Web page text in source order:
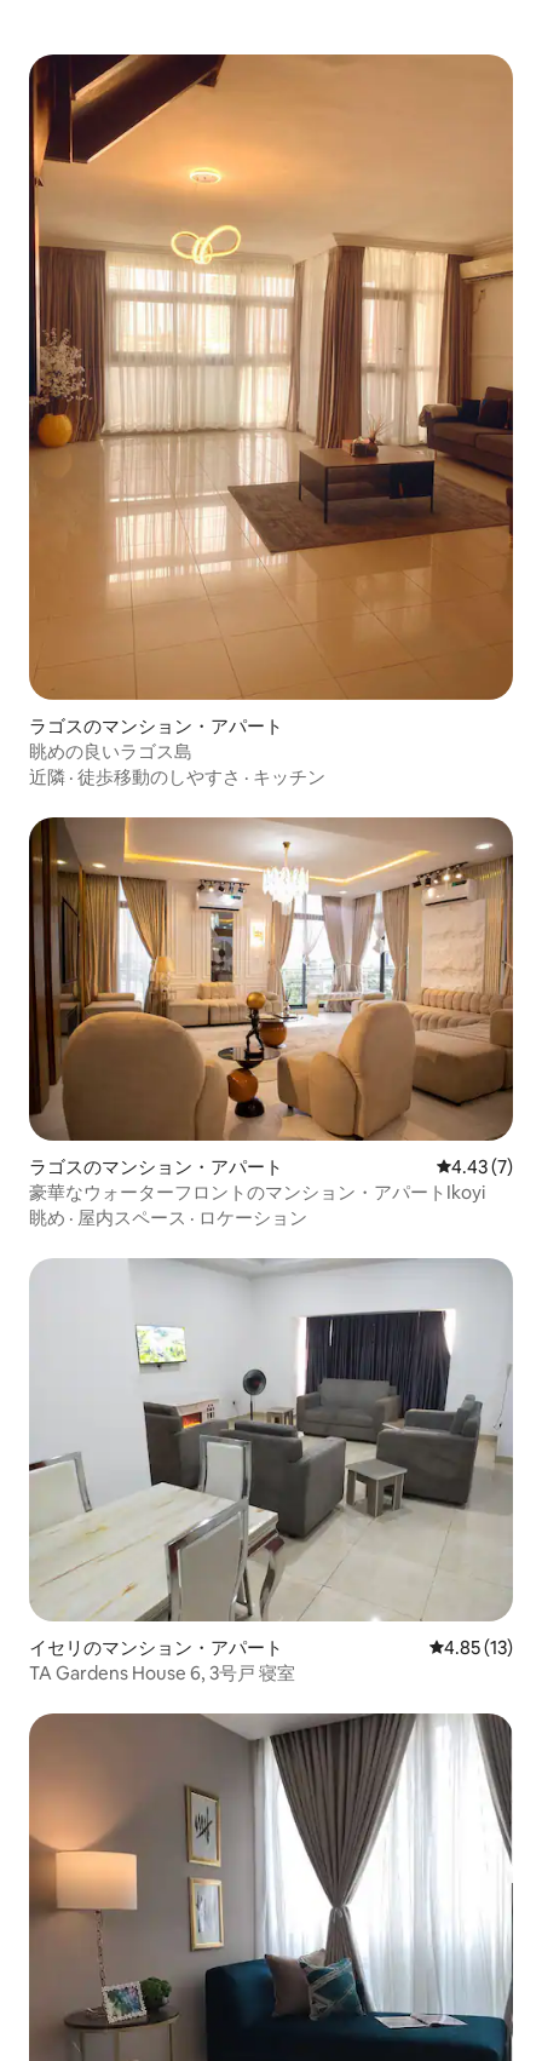
ラゴスのマンション・アパート
眺めの良いラゴス島
近隣 · 徒歩移動のしやすさ · キッチン
ラゴスのマンション・アパート レビュー7
4.43 (7)
豪華なウォーターフロントのマンション・アパートIkoyi
眺め · 屋内スペース · ロケーション
イセリのマンション・アパート レビュー13
4.85 (13)
TA Gardens House 6, 3号戸 寝室